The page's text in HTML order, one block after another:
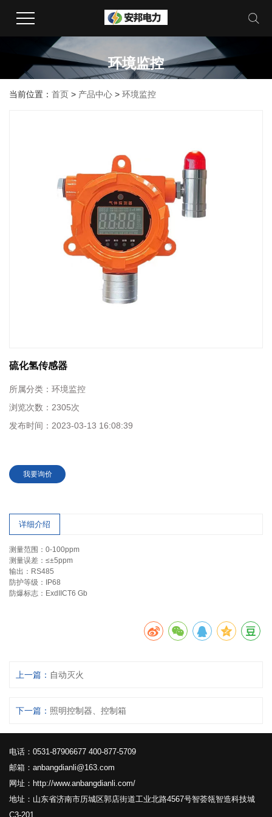
环境监控
当前位置： 首页 > 产品中心 > 环境监控
硫化氢传感器
所属分类： 环境监控
浏览次数： 2305次
发布时间： 2023-03-13 16:08:39
我要询价
详细介绍
测量范围：0-100ppm
测量误差：≤±5ppm
输出：RS485
防护等级：IP68
防爆标志：ExdIICT6 Gb
上一篇： 自动灭火
下一篇： 照明控制器、控制箱
电话：0531-87906677 400-877-5709
邮箱：anbangdianli@163.com
网址：http://www.anbangdianli.com/
地址：山东省济南市历城区郭店街道工业北路4567号智荟瓴智造科技城
C3-201